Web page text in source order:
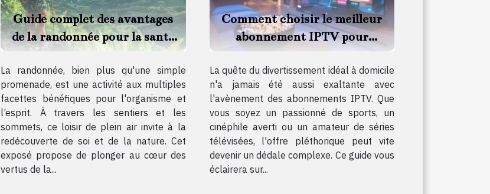
Guide complet des avantages
de la randonnée pour la santé
et le bien-être
La randonnée, bien plus qu'une simple
promenade, est une activité aux multiples
facettes bénéfiques pour l'organisme et
l’esprit. À travers les sentiers et les
sommets, ce loisir de plein air invite à la
redécouverte de soi et de la nature. Cet
exposé propose de plonger au cœur des
vertus de la...
Comment choisir le meilleur
abonnement IPTV pour
sports, films et séries
La quête du divertissement idéal à domicile
n'a jamais été aussi exaltante avec
l'avènement des abonnements IPTV. Que
vous soyez un passionné de sports, un
cinéphile averti ou un amateur de séries
télévisées, l'offre pléthorique peut vite
devenir un dédale complexe. Ce guide vous
éclairera sur...